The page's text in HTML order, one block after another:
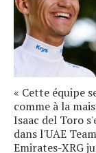
« Cette équipe
comme à la
Isaac del Toro
dans l'UAE Team
Emirates-XRG